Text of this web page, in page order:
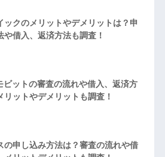
ックのメリットやデメリットは？申
や借入、返済方法も調査！
ビットの審査の流れや借入、返済方
リットやデメリットも調査！
の申し込み方法は？審査の流れや借